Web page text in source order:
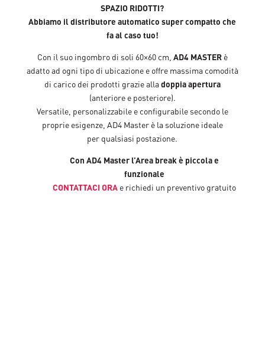
SPAZIO RIDOTTI?
Abbiamo il distributore automatico super compatto che
fa al caso tuo!
Con il suo ingombro di soli 60×60 cm, AD4 MASTERè
adatto ad ogni tipo di ubicazione e offre massima comodità
di carico dei prodotti grazie alladoppia apertura
(anteriore e posteriore).
Versatile, personalizzabile e configurabile secondo le
proprie esigenze, AD4 Master è la soluzione ideale
per qualsiasi postazione.
Con AD4 Master l’Area break è piccola e
funzionale
CONTATTACI ORA e richiedi un preventivo gratuito